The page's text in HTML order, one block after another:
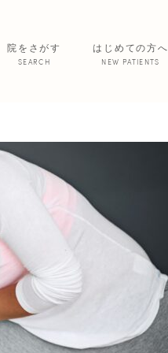
院をさがす
SEARCH
はじめての方へ
NEW PATIENTS
院からのお便り
あいの患者さま